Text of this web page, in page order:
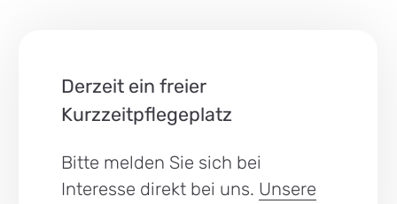
Derzeit ein freier
Kurzzeitpflegeplatz
Bitte melden Sie sich bei
Interesse direkt bei uns. Unsere